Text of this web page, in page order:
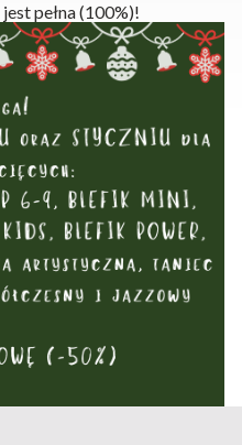
jest pełna (100%)!